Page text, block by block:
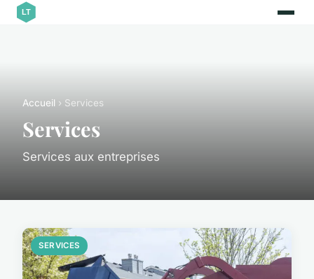
Accueil › Services
Services
Services aux entreprises
SERVICES